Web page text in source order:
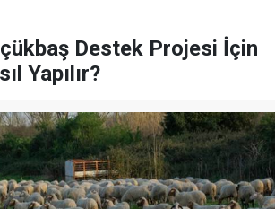
Destek Projesi İçin
Yapılır?